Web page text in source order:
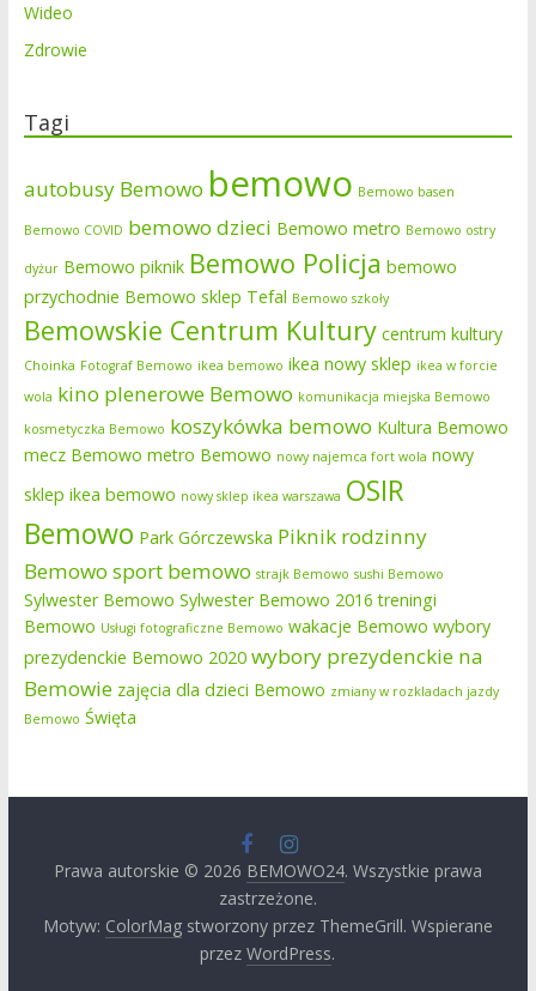
Wideo
Zdrowie
Tagi
autobusy Bemowo bemowo Bemowo basen
Bemowo COVID bemowo dzieci Bemowo metro Bemowo ostry
dyżur Bemowo piknik Bemowo Policja bemowo
przychodnie Bemowo sklep Tefal Bemowo szkoły
Bemowskie Centrum Kultury centrum kultury
Choinka Fotograf Bemowo ikea bemowo ikea nowy sklep ikea w forcie
wola kino plenerowe Bemowo komunikacja miejska Bemowo
kosmetyczka Bemowo koszykówka bemowo Kultura Bemowo
mecz Bemowo metro Bemowo nowy najemca fort wola nowy
sklep ikea bemowo nowy sklep ikea warszawa OSIR
Bemowo Park Górczewska Piknik rodzinny
Bemowosport bemowo strajk Bemowo sushi Bemowo
Sylwester Bemowo Sylwester Bemowo 2016 treningi
Bemowo Usługi fotograficzne Bemowo wakacje Bemowo wybory
prezydenckie Bemowo 2020 wybory prezydenckie na
Bemowie zajęcia dla dzieci Bemowo zmiany w rozkladach jazdy
Bemowo Święta
Prawa autorskie © 2026 BEMOWO24. Wszystkie prawa
zastrzeżone.
Motyw: ColorMagstworzony przez ThemeGrill. Wspierane
przezWordPress.